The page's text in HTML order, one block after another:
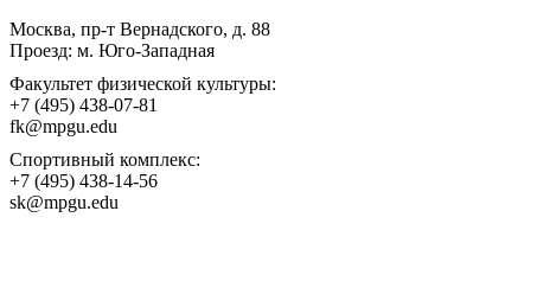
Москва, пр-т Вернадского, д. 88
Проезд: м. Юго-Западная
Факультет физической культуры:
+7 (495) 438-07-81
fk@mpgu.edu
Спортивный комплекс:
+7 (495) 438-14-56
sk@mpgu.edu